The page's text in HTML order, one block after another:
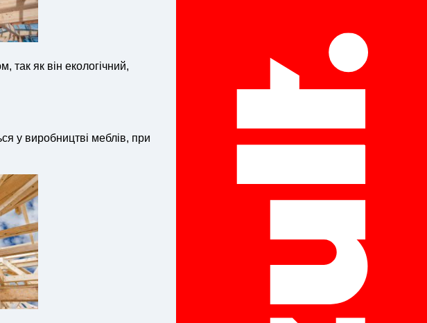
як він екологічний,
у виробництві меблів, при